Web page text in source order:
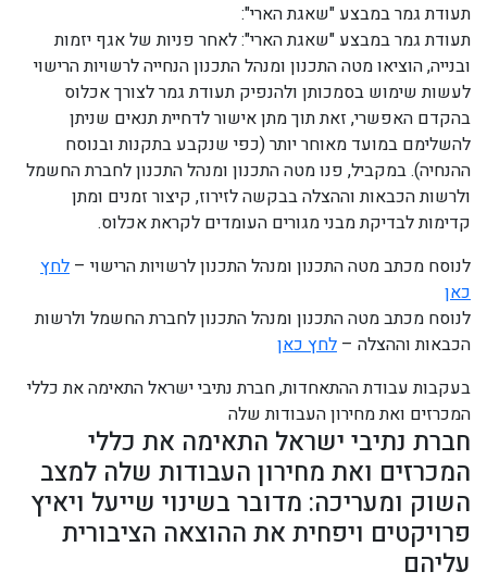
תעודת גמר במבצע "שאגת הארי":
תעודת גמר במבצע "שאגת הארי": לאחר פניות של אגף יזמות
ובנייה, הוציאו מטה התכנון ומנהל התכנון הנחייה לרשויות הרישוי
לעשות שימוש בסמכותן ולהנפיק תעודת גמר לצורך אכלוס
בהקדם האפשרי, זאת תוך מתן אישור לדחיית תנאים שניתן
להשלימם במועד מאוחר יותר (כפי שנקבע בתקנות ובנוסח
ההנחיה). במקביל, פנו מטה התכנון ומנהל התכנון לחברת החשמל
ולרשות הכבאות וההצלה בבקשה לזירוז, קיצור זמנים ומתן
קדימות לבדיקת מבני מגורים העומדים לקראת אכלוס.
לנוסח מכתב מטה התכנון ומנהל התכנון לרשויות הרישוי – לחץ
כאן
לנוסח מכתב מטה התכנון ומנהל התכנון לחברת החשמל ולרשות
הכבאות וההצלה – לחץ כאן
בעקבות עבודת ההתאחדות, חברת נתיבי ישראל התאימה את כללי
המכרזים ואת מחירון העבודות שלה
חברת נתיבי ישראל התאימה את כללי
המכרזים ואת מחירון העבודות שלה למצב
השוק ומעריכה: מדובר בשינוי שייעל ויאיץ
פרויקטים ויפחית את ההוצאה הציבורית
עליהם